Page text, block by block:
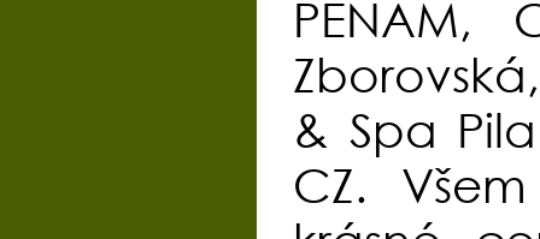
PENAM,
& Spa
CZ.